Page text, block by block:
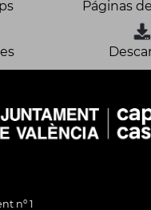
Páginas
nº 1